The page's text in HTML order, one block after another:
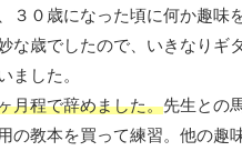
０歳になった頃に何か趣味
な歳でしたので、いきなりギ
ました。
程で辞めました。先生との
教本を買って練習。他の趣